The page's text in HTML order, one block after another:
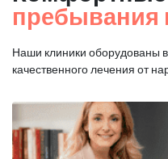
пребывания
Наши клиники оборудованы
качественного лечения от